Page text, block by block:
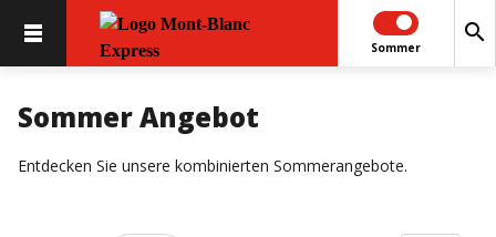
Sommer
search
Sommer Angebot
Entdecken Sie unsere kombinierten Sommerangebote.